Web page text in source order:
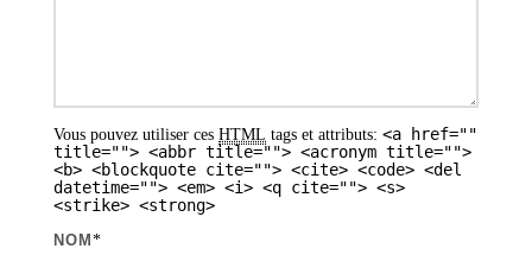
Vous pouvez utiliser ces HTML tags et attributs: <a href=""
title=""> <abbr title=""> <acronym title="">
<b> <blockquote cite=""> <cite> <code> <del
datetime=""> <em> <i> <q cite=""> <s>
<strike> <strong>
NOM *